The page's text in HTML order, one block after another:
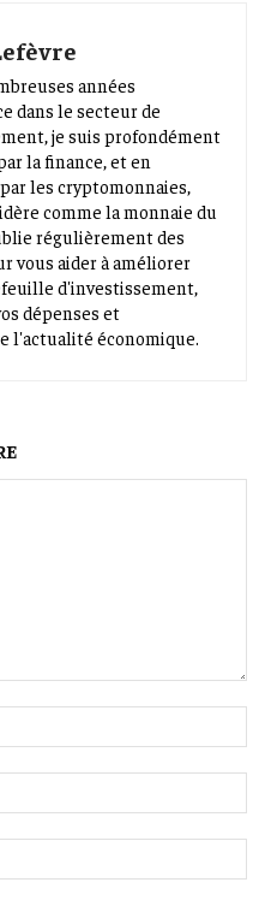
années
dans le secteur de
je suis profondément
la finance, et en
les cryptomonnaies,
comme la monnaie du
régulièrement des
vous aider à améliorer
d'investissement,
dépenses et
l'actualité économique.
:*
:*
: